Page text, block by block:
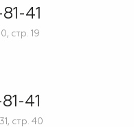
41
стр. 19
41
стр. 40